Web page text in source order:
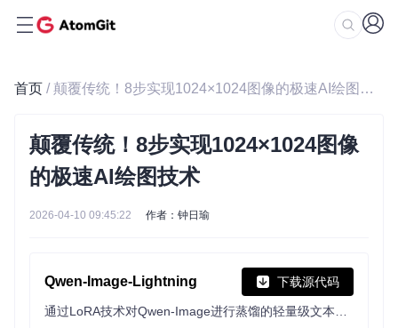
首页 / 颠覆传统！8步实现1024×1024图像的极速AI绘图技术
颠覆传统！8步实现1024×1024图像
的极速AI绘图技术
2026-04-10 09:45:22 作者：钟日瑜
Qwen-Image-Lightning 下载源代码